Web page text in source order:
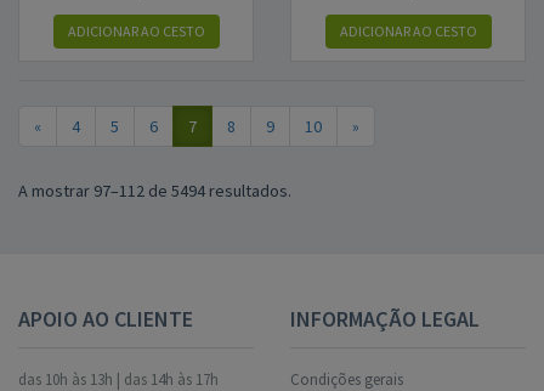
ADICIONARAO CESTO ADICIONARAO CESTO
« 4 5 6 7 8 9 10 »
A mostrar 97–112 de 5494 resultados.
APOIO AO CLIENTE
das 10h às 13h | das 14h às 17h
INFORMAÇÃO LEGAL
Condições gerais